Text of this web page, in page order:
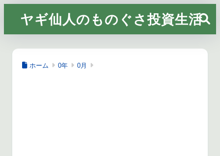
ヤギ仙人のものぐさ投資生活
ホーム 0年 0月